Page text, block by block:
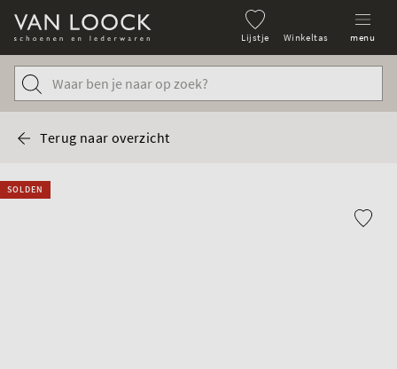
Lijstje Winkeltas menu
Terug naar overzicht
SOLDEN